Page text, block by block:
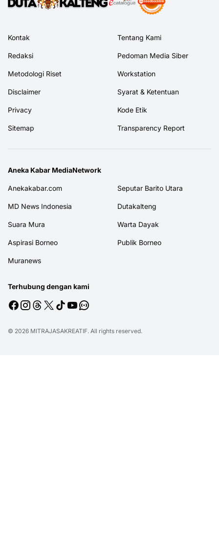
Kontak Tentang Kami
Redaksi Pedoman Media Siber
Metodologi Riset Workstation
Disclaimer Syarat & Ketentuan
Privacy Kode Etik
Sitemap Transparency Report
Aneka Kabar MediaNetwork
Anekakabar.com Seputar Barito Utara
MD News Indonesia Dutakalteng
Suara Mura Warta Dayak
Aspirasi Borneo Publik Borneo
Muranews
Terhubung dengan kami
© 2026 MITRAJASAKREATIF. All rights reserved.